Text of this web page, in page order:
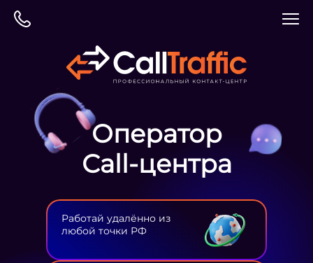
Оператор
Сall-центра
Работай удалённо из
любой точки РФ